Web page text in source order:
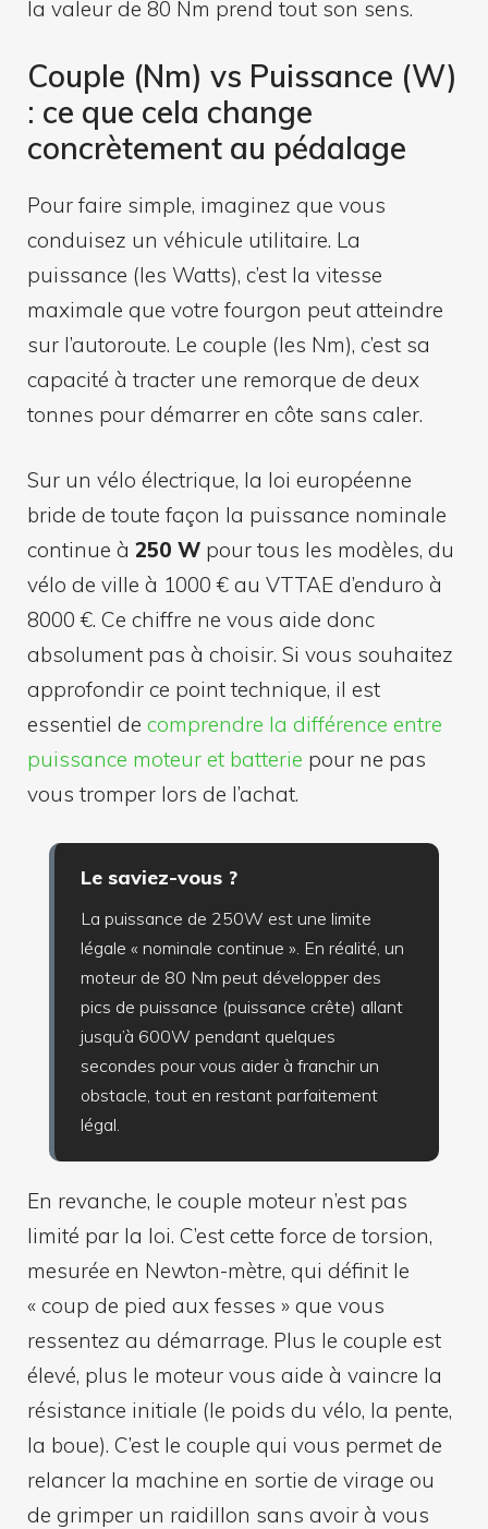
la valeur de 80 Nm prend tout son sens.
Couple (Nm) vs Puissance (W)
: ce que cela change
concrètement au pédalage
Pour faire simple, imaginez que vous
conduisez un véhicule utilitaire. La
puissance (les Watts), c’est la vitesse
maximale que votre fourgon peut atteindre
sur l’autoroute. Le couple (les Nm), c’est sa
capacité à tracter une remorque de deux
tonnes pour démarrer en côte sans caler.
Sur un vélo électrique, la loi européenne
bride de toute façon la puissance nominale
continue à 250 W pour tous les modèles, du
vélo de ville à 1000 € au VTTAE d’enduro à
8000 €. Ce chiffre ne vous aide donc
absolument pas à choisir. Si vous souhaitez
approfondir ce point technique, il est
essentiel de comprendre la différence entre
puissance moteur et batterie pour ne pas
vous tromper lors de l’achat.
Le saviez-vous ?
La puissance de 250W est une limite
légale « nominale continue ». En réalité, un
moteur de 80 Nm peut développer des
pics de puissance (puissance crête) allant
jusqu’à 600W pendant quelques
secondes pour vous aider à franchir un
obstacle, tout en restant parfaitement
légal.
En revanche, le couple moteur n’est pas
limité par la loi. C’est cette force de torsion,
mesurée en Newton-mètre, qui définit le
« coup de pied aux fesses » que vous
ressentez au démarrage. Plus le couple est
élevé, plus le moteur vous aide à vaincre la
résistance initiale (le poids du vélo, la pente,
la boue). C’est le couple qui vous permet de
relancer la machine en sortie de virage ou
de grimper un raidillon sans avoir à vous